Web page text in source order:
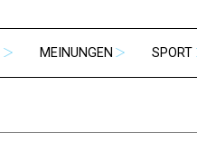
MEINUNGEN SPORT